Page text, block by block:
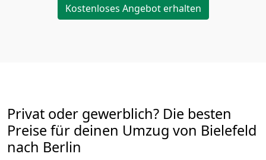
Kostenloses Angebot erhalten
Privat oder gewerblich? Die besten
Preise für deinen Umzug von Bielefeld
nach Berlin